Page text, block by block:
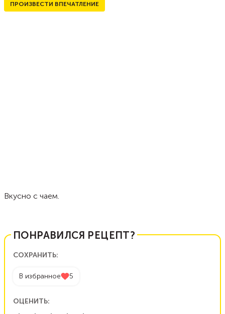
ПРОИЗВЕСТИ ВПЕЧАТЛЕНИЕ
Вкусно с чаем.
ПОНРАВИЛСЯ РЕЦЕПТ?
СОХРАНИТЬ:
В избранное 5
ОЦЕНИТЬ: